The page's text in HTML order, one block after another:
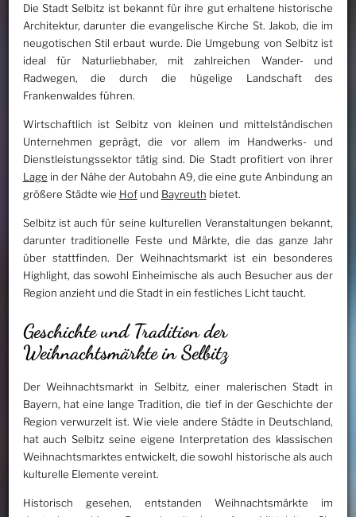
Die Stadt Selbitz ist bekannt für ihre gut erhaltene historische
Architektur, darunter die evangelische Kirche St. Jakob, die im
neugotischen Stil erbaut wurde. Die Umgebung von Selbitz ist
ideal für Naturliebhaber, mit zahlreichen Wander- und
Radwegen, die durch die hügelige Landschaft des
Frankenwaldes führen.
Wirtschaftlich ist Selbitz von kleinen und mittelständischen
Unternehmen geprägt, die vor allem im Handwerks- und
Dienstleistungssektor tätig sind. Die Stadt profitiert von ihrer
Lage in der Nähe der Autobahn A9, die eine gute Anbindung an
größere Städte wie Hofund Bayreuth bietet.
Selbitz ist auch für seine kulturellen Veranstaltungen bekannt,
darunter traditionelle Feste und Märkte, die das ganze Jahr
über stattfinden. Der Weihnachtsmarkt ist ein besonderes
Highlight, das sowohl Einheimische als auch Besucher aus der
Region anzieht und die Stadt in ein festliches Licht taucht.
Geschichte und Tradition der
Weihnachtsmärkte in Selbitz
Der Weihnachtsmarkt in Selbitz, einer malerischen Stadt in
Bayern, hat eine lange Tradition, die tief in der Geschichte der
Region verwurzelt ist. Wie viele andere Städte in Deutschland,
hat auch Selbitz seine eigene Interpretation des klassischen
Weihnachtsmarktes entwickelt, die sowohl historische als auch
kulturelle Elemente vereint.
Historisch gesehen, entstanden Weihnachtsmärkte im